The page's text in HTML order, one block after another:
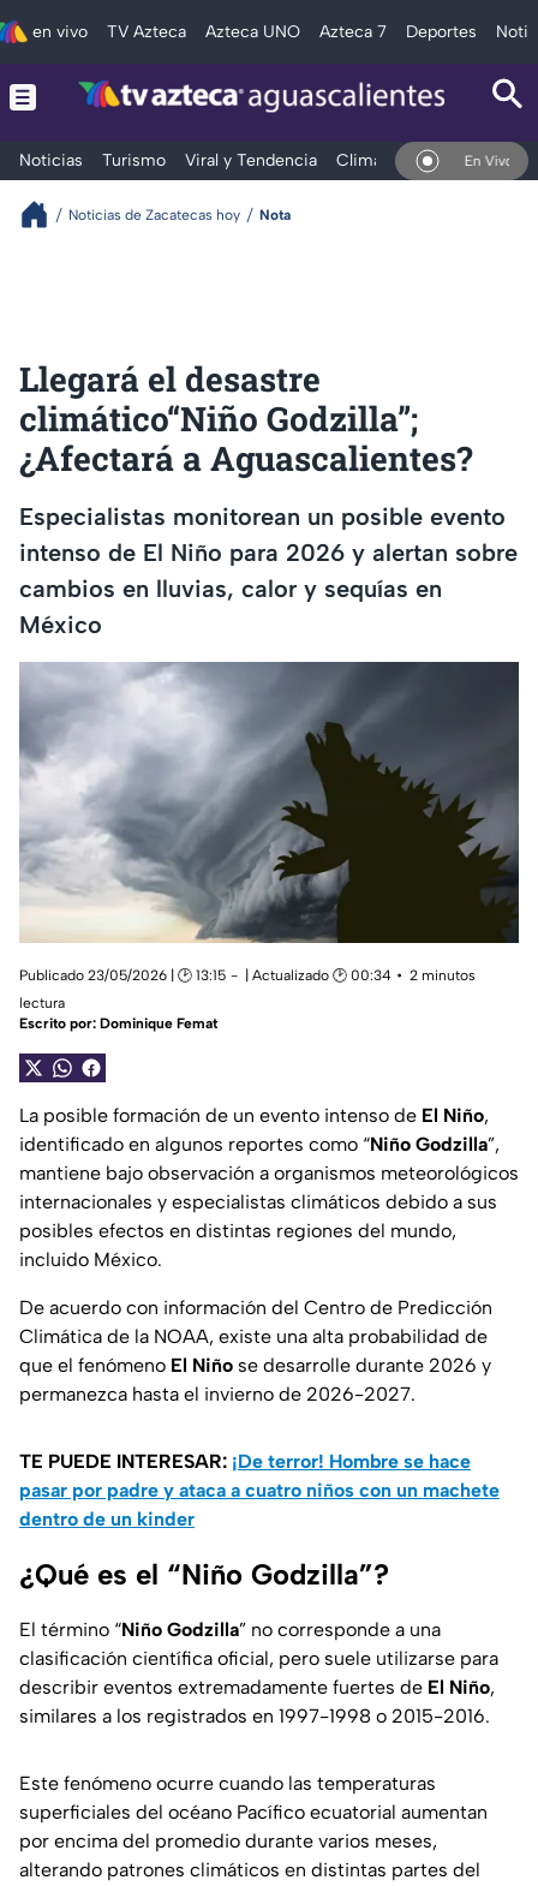
en vivo TV Azteca Azteca UNO Azteca 7 Deportes
Noticias Turismo Viral y Tendencia Clima DeportesEn Vivo
Noticias de Zacatecas hoy Nota
Llegará el desastre
climático“Niño Godzilla”;
¿Afectará a Aguascalientes?
Especialistas monitorean un posible evento
intenso de El Niño para 2026 y alertan sobre
cambios en lluvias, calor y sequías en
México
Publicado 23/05/2026 | 🕑 13:15 | Actualizado 🕑 00:34
2 minutos
lectura
Escrito por: Dominique Femat
La posible formación de un evento intenso de El Niño,
identificado en algunos reportes como “Niño Godzilla”,
mantiene bajo observación a organismos meteorológicos
internacionales y especialistas climáticos debido a sus
posibles efectos en distintas regiones del mundo,
incluido México.
De acuerdo con información del Centro de Predicción
Climática de la NOAA, existe una alta probabilidad de
que el fenómeno El Niño se desarrolle durante 2026 y
permanezca hasta el invierno de 2026-2027.
TE PUEDE INTERESAR: ¡De terror! Hombre se hace
pasar por padre y ataca a cuatro niños con un machete
dentro de un kinder
¿Qué es el “Niño Godzilla”?
El término “Niño Godzilla” no corresponde a una
clasificación científica oficial, pero suele utilizarse para
describir eventos extremadamente fuertes de El Niño,
similares a los registrados en 1997-1998 o 2015-2016.
Este fenómeno ocurre cuando las temperaturas
superficiales del océano Pacífico ecuatorial aumentan
por encima del promedio durante varios meses,
alterando patrones climáticos en distintas partes del